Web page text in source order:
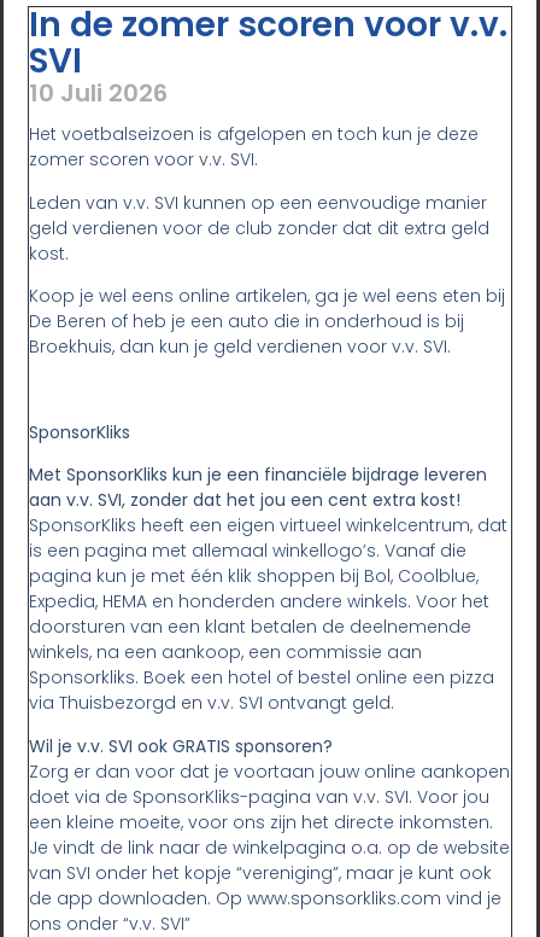
In de zomer scoren voor v.v.
SVI
10 Juli 2026
Het voetbalseizoen is afgelopen en toch kun je deze
zomer scoren voor v.v. SVI.
Leden van v.v. SVI kunnen op een eenvoudige manier
geld verdienen voor de club zonder dat dit extra geld
kost.
Koop je wel eens online artikelen, ga je wel eens eten bij
De Beren of heb je een auto die in onderhoud is bij
Broekhuis, dan kun je geld verdienen voor v.v. SVI.
SponsorKliks
Met SponsorKliks kun je een financiële bijdrage leveren
aan v.v. SVI, zonder dat het jou een cent extra kost!
SponsorKliks heeft een eigen virtueel winkelcentrum, dat
is een pagina met allemaal winkellogo’s. Vanaf die
pagina kun je met één klik shoppen bij Bol, Coolblue,
Expedia, HEMA en honderden andere winkels. Voor het
doorsturen van een klant betalen de deelnemende
winkels, na een aankoop, een commissie aan
Sponsorkliks. Boek een hotel of bestel online een pizza
via Thuisbezorgd en v.v. SVI ontvangt geld.
Wil je v.v. SVI ook GRATIS sponsoren?
Zorg er dan voor dat je voortaan jouw online aankopen
doet via de SponsorKliks-pagina van v.v. SVI. Voor jou
een kleine moeite, voor ons zijn het directe inkomsten.
Je vindt de link naar de winkelpagina o.a. op de website
van SVI onder het kopje “vereniging”, maar je kunt ook
de app downloaden. Op www.sponsorkliks.com vind je
ons onder “v.v. SVI”